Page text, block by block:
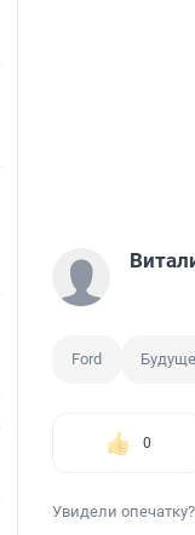
Ford
0
Увидели